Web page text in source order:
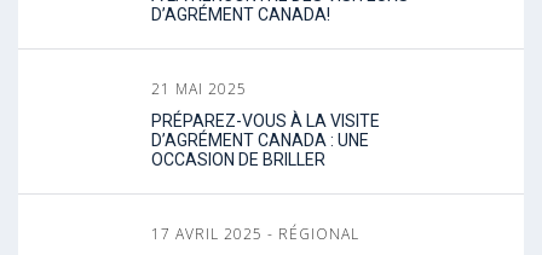
D’AGRÉMENT CANADA!
21 MAI 2025
PRÉPAREZ-VOUS À LA VISITE
D’AGRÉMENT CANADA : UNE
OCCASION DE BRILLER
17 AVRIL 2025 - RÉGIONAL